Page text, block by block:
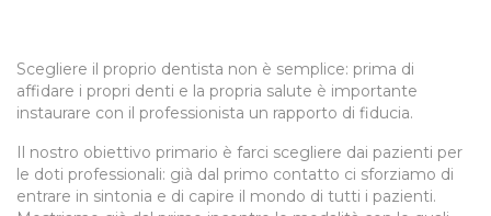
Scegliere il proprio dentista non è semplice: prima di
affidare i propri denti e la propria salute è importante
instaurare con il professionista un rapporto di fiducia.
Il nostro obiettivo primario è farci scegliere dai pazienti per
le doti professionali: già dal primo contatto ci sforziamo di
entrare in sintonia e di capire il mondo di tutti i pazienti.